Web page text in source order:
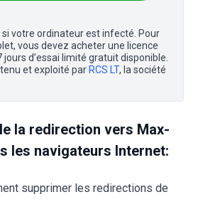
votre ordinateur est infecté. Pour
vous devez acheter une licence
jours d’essai limité gratuit disponible.
et exploité parRCS LT, la société
la redirection vers Max-
les navigateurs Internet:
supprimer les redirections de